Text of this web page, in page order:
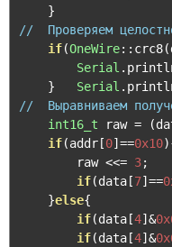
}
//  Проверяем
if(OneWire:: crc8(
Serial .
}
Serial .
//  Выравниваем
int16_t raw = (
if(addr [0]==0x10
        raw
<<= 3;
if(data [7]==
}else{
if(data [4]&
if(data [4]&